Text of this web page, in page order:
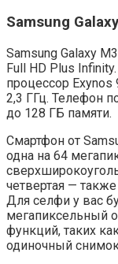
Samsung
Samsung Galaxy
Full HD Plus
процессор Exynos
2,3 ГГц. Телефон
до 128 ГБ памяти.
Смартфон от
одна на 64
четвертая —
Для селфи у вас
мегапиксельный
функций, таких
одиночный